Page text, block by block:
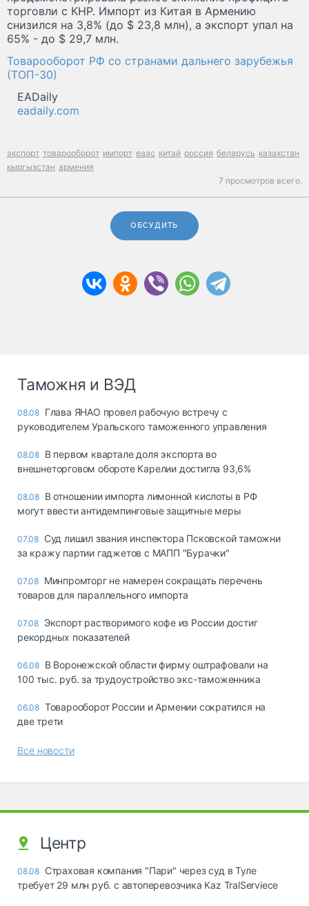
торговли с КНР. Импорт из Китая в Армению
снизился на 3,8% (до $ 23,8 млн), а экспорт упал на
65% - до $ 29,7 млн.
Товарооборот РФ со странами дальнего зарубежья
(ТОП-30)
EADaily
eadaily.com
экспорт товарооборот импорт еаэс китай россия беларусь казахстан
кыргызстан армения
7 просмотров всего.
ОБСУДИТЬ
Таможня и ВЭД
08.08 Глава ЯНАО провел рабочую встречу с
руководителем Уральского таможенного управления
08.08 В первом квартале доля экспорта во
внешнеторговом обороте Карелии достигла 93,6%
08.08 В отношении импорта лимонной кислоты в РФ
могут ввести антидемпинговые защитные меры
07.08 Суд лишил звания инспектора Псковской таможни
за кражу партии гаджетов с МАПП "Бурачки"
07.08 Минпромторг не намерен сокращать перечень
товаров для параллельного импорта
07.08 Экспорт растворимого кофе из России достиг
рекордных показателей
06.08 В Воронежской области фирму оштрафовали на
100 тыс. руб. за трудоустройство экс-таможенника
06.08 Товарооборот России и Армении сократился на
две трети
Все новости
Центр
08.08 Страховая компания "Пари" через суд в Туле
требует 29 млн руб. с автоперевозчика Kaz TralServiece